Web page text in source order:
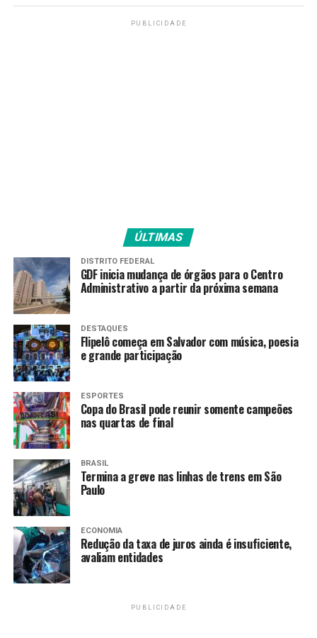
PUBLICIDADE
ÚLTIMAS
DISTRITO FEDERAL
GDF inicia mudança de órgãos para o Centro
Administrativo a partir da próxima semana
DESTAQUES
Flipelô começa em Salvador com música, poesia
e grande participação
ESPORTES
Copa do Brasil pode reunir somente campeões
nas quartas de final
BRASIL
Termina a greve nas linhas de trens em São
Paulo
ECONOMIA
Redução da taxa de juros ainda é insuficiente,
avaliam entidades
PUBLICIDADE